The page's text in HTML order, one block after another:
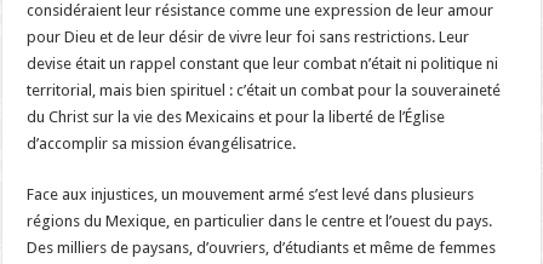
considéraient leur résistance comme une expression de leur amour
pour Dieu et de leur désir de vivre leur foi sans restrictions. Leur
devise était un rappel constant que leur combat n’était ni politique ni
territorial, mais bien spirituel : c’était un combat pour la souveraineté
du Christ sur la vie des Mexicains et pour la liberté de l’Église
d’accomplir sa mission évangélisatrice.
Face aux injustices, un mouvement armé s’est levé dans plusieurs
régions du Mexique, en particulier dans le centre et l’ouest du pays.
Des milliers de paysans, d’ouvriers, d’étudiants et même de femmes